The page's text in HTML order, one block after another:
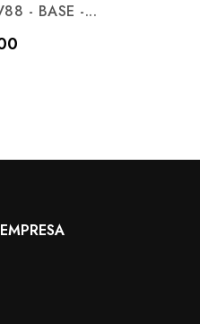
- BASE -...